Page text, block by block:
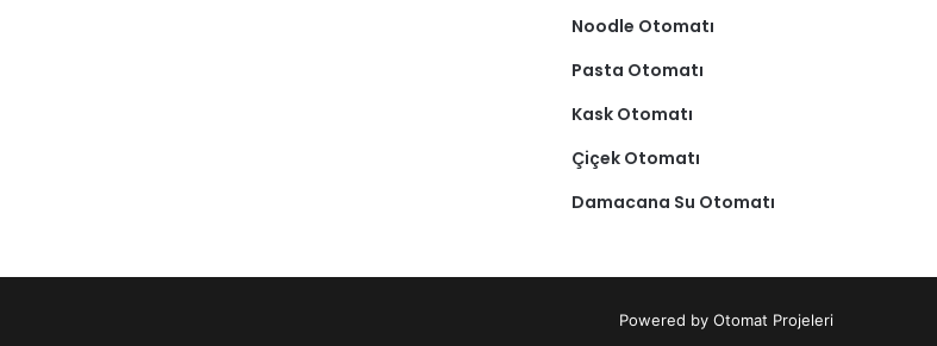
Noodle Otomatı
Pasta Otomatı
Kask Otomatı
Çiçek Otomatı
Damacana Su Otomatı
Powered by Otomat Projeleri